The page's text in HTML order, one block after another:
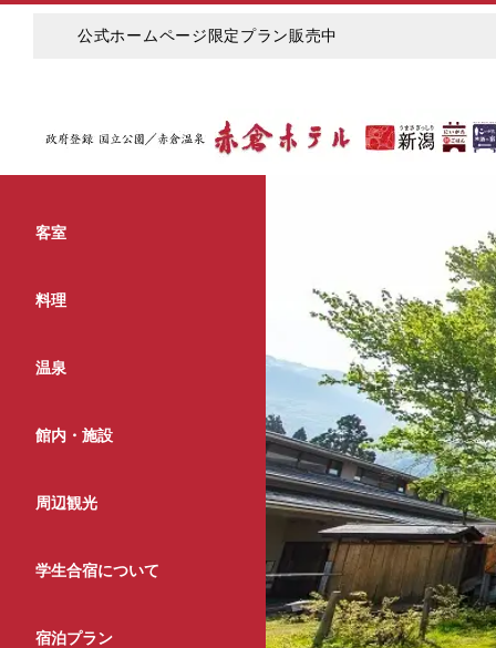
公式ホームページ限定プラン販売中
客室
料理
温泉
館内・施設
周辺観光
学生合宿について
宿泊プラン